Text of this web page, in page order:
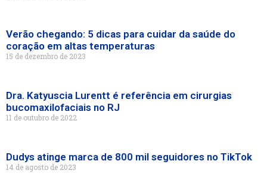
Verão chegando: 5 dicas para cuidar da saúde do
coração em altas temperaturas
15 de dezembro de 2023
Dra. Katyuscia Lurentt é referência em cirurgias
bucomaxilofaciais no RJ
11 de outubro de 2022
Dudys atinge marca de 800 mil seguidores no TikTok
14 de agosto de 2023